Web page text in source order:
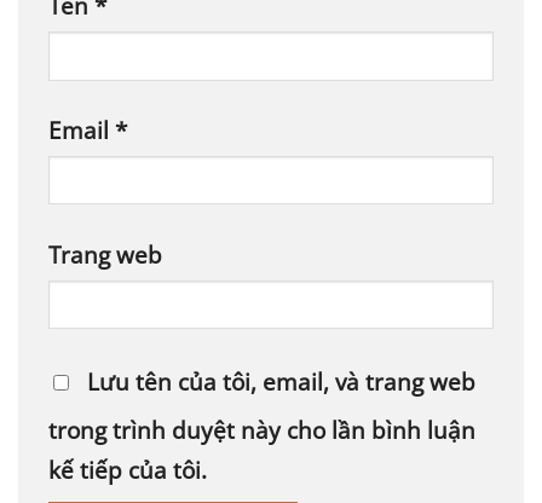
Email *
Trang web
Lưu tên của tôi, email, và trang web
trong trình duyệt này cho lần bình luận
kế tiếp của tôi.